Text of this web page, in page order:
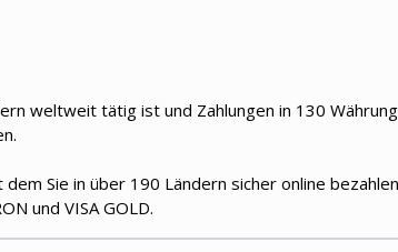
weltweit tätig ist und Zahlungen in 130
Sie in über 190 Ländern sicher online
und VISA GOLD.